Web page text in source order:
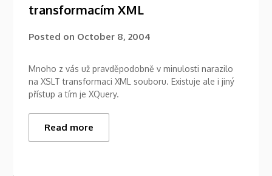
transformacím XML
Posted on October 8, 2004
Mnoho z vás už pravděpodobně v minulosti narazilo
na XSLT transformaci XML souboru. Existuje ale i jiný
přístup a tím je XQuery.
Read more